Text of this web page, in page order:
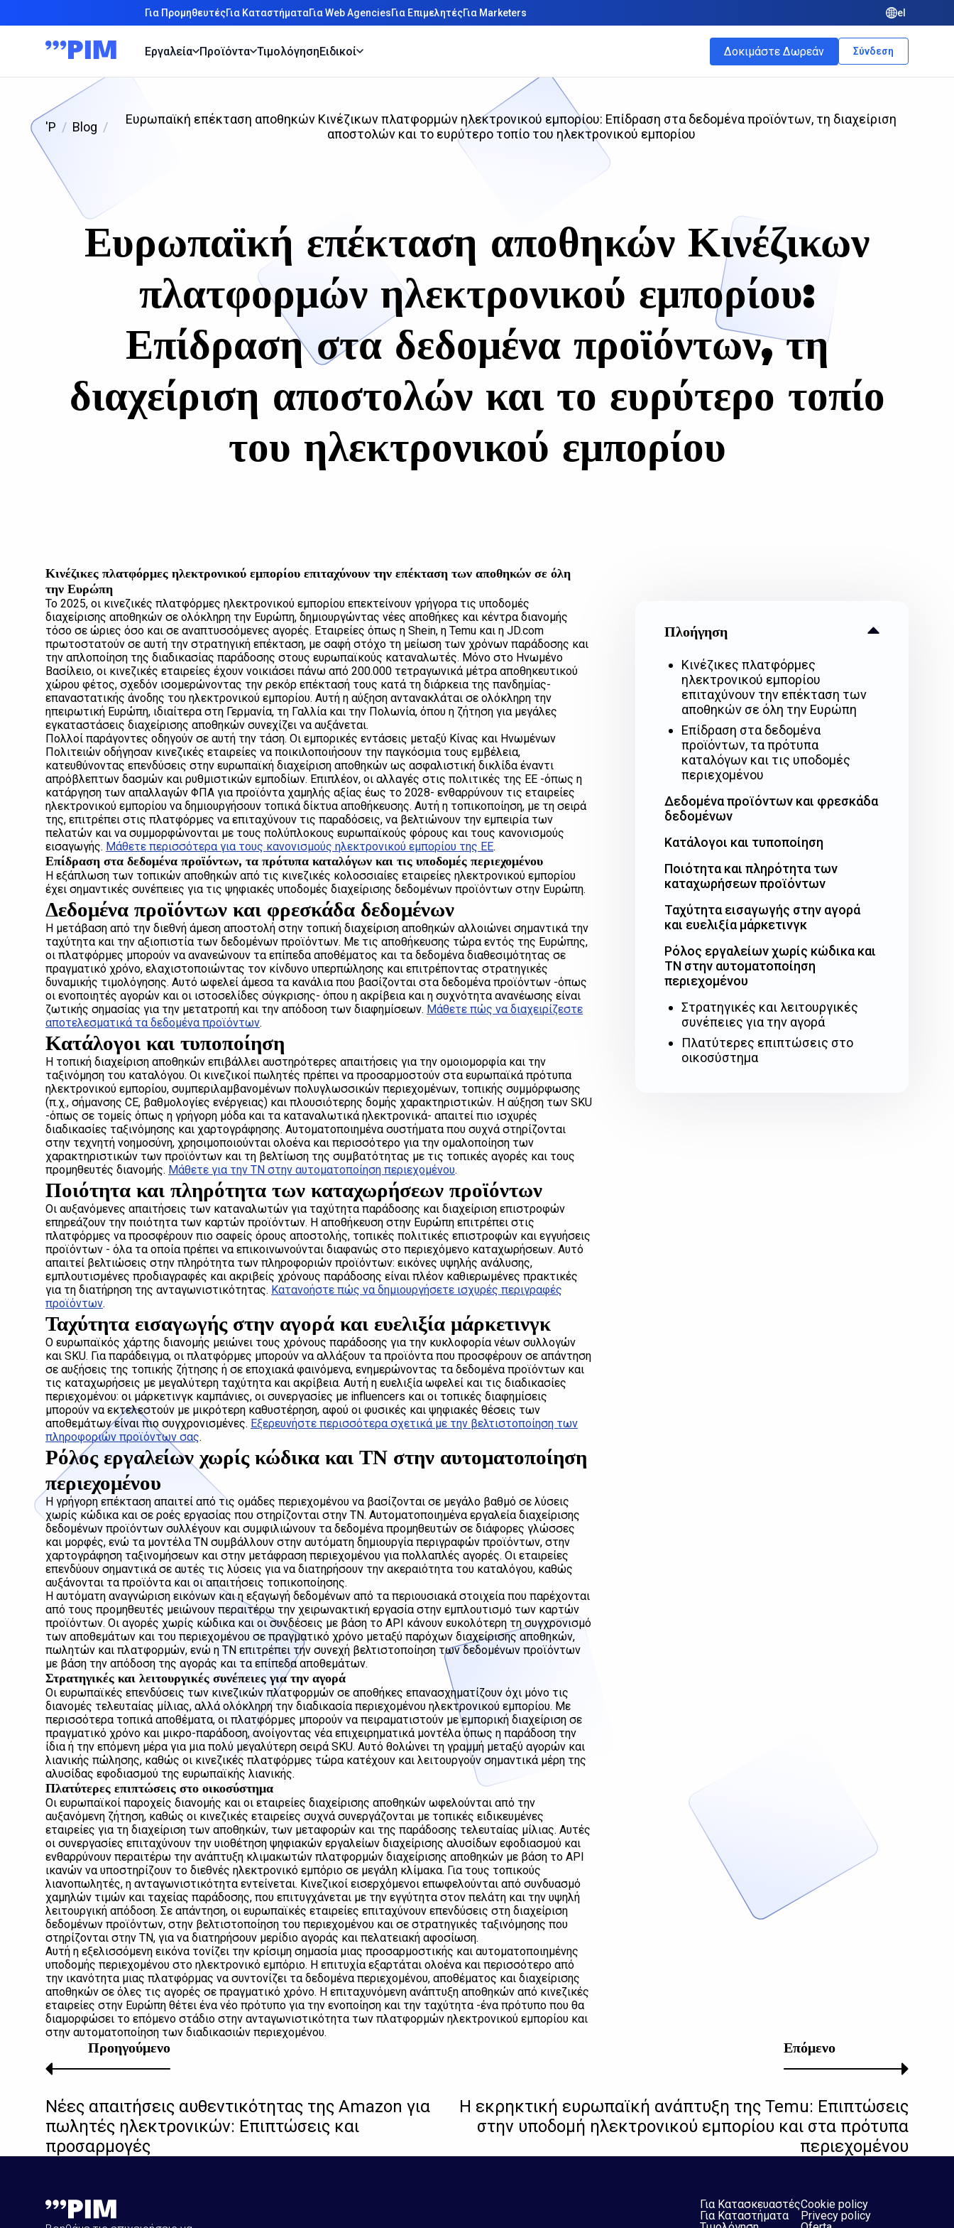
Για ΠρομηθευτέςΓια ΚαταστήματαΓια Web AgenciesΓια ΕπιμελητέςΓια Marketers el
Εργαλεία Προϊόντα ΤιμολόγησηΕιδικοί Δοκιμάστε Δωρεάν Σύνδεση
'P Blog
Ευρωπαϊκή επέκταση αποθηκών Κινέζικων πλατφορμών ηλεκτρονικού εμπορίου: Επίδραση στα δεδομένα προϊόντων, τη διαχείριση
αποστολών και το ευρύτερο τοπίο του ηλεκτρονικού εμπορίου
Ευρωπαϊκή επέκταση αποθηκών Κινέζικων
πλατφορμών ηλεκτρονικού εμπορίου:
Επίδραση στα δεδομένα προϊόντων, τη
διαχείριση αποστολών και το ευρύτερο τοπίο
του ηλεκτρονικού εμπορίου
Κινέζικες πλατφόρμες ηλεκτρονικού εμπορίου επιταχύνουν την επέκταση των αποθηκών σε όλη
την Ευρώπη
Το 2025, οι κινεζικές πλατφόρμες ηλεκτρονικού εμπορίου επεκτείνουν γρήγορα τις υποδομές
διαχείρισης αποθηκών σε ολόκληρη την Ευρώπη, δημιουργώντας νέες αποθήκες και κέντρα διανομής
τόσο σε ώριες όσο και σε αναπτυσσόμενες αγορές. Εταιρείες όπως η Shein, η Temu και η JD.com
πρωτοστατούν σε αυτή την στρατηγική επέκταση, με σαφή στόχο τη μείωση των χρόνων παράδοσης και
την απλοποίηση της διαδικασίας παράδοσης στους ευρωπαϊκούς καταναλωτές. Μόνο στο Ηνωμένο
Βασίλειο, οι κινεζικές εταιρείες έχουν νοικιάσει πάνω από 200.000 τετραγωνικά μέτρα αποθηκευτικού
χώρου φέτος, σχεδόν ισομερώνοντας την ρεκόρ επέκτασή τους κατά τη διάρκεια της πανδημίας-
επαναστατικής άνοδης του ηλεκτρονικού εμπορίου. Αυτή η αύξηση αντανακλάται σε ολόκληρη την
ηπειρωτική Ευρώπη, ιδιαίτερα στη Γερμανία, τη Γαλλία και την Πολωνία, όπου η ζήτηση για μεγάλες
εγκαταστάσεις διαχείρισης αποθηκών συνεχίζει να αυξάνεται.
Πολλοί παράγοντες οδηγούν σε αυτή την τάση. Οι εμπορικές εντάσεις μεταξύ Κίνας και Ηνωμένων
Πολιτειών οδήγησαν κινεζικές εταιρείες να ποικιλοποιήσουν την παγκόσμια τους εμβέλεια,
κατευθύνοντας επενδύσεις στην ευρωπαϊκή διαχείριση αποθηκών ως ασφαλιστική δικλίδα έναντι
απρόβλεπτων δασμών και ρυθμιστικών εμποδίων. Επιπλέον, οι αλλαγές στις πολιτικές της ΕΕ -όπως η
κατάργηση των απαλλαγών ΦΠΑ για προϊόντα χαμηλής αξίας έως το 2028- ενθαρρύνουν τις εταιρείες
ηλεκτρονικού εμπορίου να δημιουργήσουν τοπικά δίκτυα αποθήκευσης. Αυτή η τοπικοποίηση, με τη σειρά
της, επιτρέπει στις πλατφόρμες να επιταχύνουν τις παραδόσεις, να βελτιώνουν την εμπειρία των
πελατών και να συμμορφώνονται με τους πολύπλοκους ευρωπαϊκούς φόρους και τους κανονισμούς
εισαγωγής. Μάθετε περισσότερα για τους κανονισμούς ηλεκτρονικού εμπορίου της ΕΕ.
Επίδραση στα δεδομένα προϊόντων, τα πρότυπα καταλόγων και τις υποδομές περιεχομένου
Η εξάπλωση των τοπικών αποθηκών από τις κινεζικές κολοσσιαίες εταιρείες ηλεκτρονικού εμπορίου
έχει σημαντικές συνέπειες για τις ψηφιακές υποδομές διαχείρισης δεδομένων προϊόντων στην Ευρώπη.
Δεδομένα προϊόντων και φρεσκάδα δεδομένων
Η μετάβαση από την διεθνή άμεση αποστολή στην τοπική διαχείριση αποθηκών αλλοιώνει σημαντικά την
ταχύτητα και την αξιοπιστία των δεδομένων προϊόντων. Με τις αποθήκευσης τώρα εντός της Ευρώπης,
οι πλατφόρμες μπορούν να ανανεώνουν τα επίπεδα αποθέματος και τα δεδομένα διαθεσιμότητας σε
πραγματικό χρόνο, ελαχιστοποιώντας τον κίνδυνο υπερπώλησης και επιτρέποντας στρατηγικές
δυναμικής τιμολόγησης. Αυτό ωφελεί άμεσα τα κανάλια που βασίζονται στα δεδομένα προϊόντων -όπως
οι ενοποιητές αγορών και οι ιστοσελίδες σύγκρισης- όπου η ακρίβεια και η συχνότητα ανανέωσης είναι
ζωτικής σημασίας για την μετατροπή και την απόδοση των διαφημίσεων. Μάθετε πώς να διαχειρίζεστε
αποτελεσματικά τα δεδομένα προϊόντων.
Κατάλογοι και τυποποίηση
Η τοπική διαχείριση αποθηκών επιβάλλει αυστηρότερες απαιτήσεις για την ομοιομορφία και την
ταξινόμηση του καταλόγου. Οι κινεζικοί πωλητές πρέπει να προσαρμοστούν στα ευρωπαϊκά πρότυπα
ηλεκτρονικού εμπορίου, συμπεριλαμβανομένων πολυγλωσσικών περιεχομένων, τοπικής συμμόρφωσης
(π.χ., σήμανσης CE, βαθμολογίες ενέργειας) και πλουσιότερης δομής χαρακτηριστικών. Η αύξηση των SKU
-όπως σε τομείς όπως η γρήγορη μόδα και τα καταναλωτικά ηλεκτρονικά- απαιτεί πιο ισχυρές
διαδικασίες ταξινόμησης και χαρτογράφησης. Αυτοματοποιημένα συστήματα που συχνά στηρίζονται
στην τεχνητή νοημοσύνη, χρησιμοποιούνται ολοένα και περισσότερο για την ομαλοποίηση των
χαρακτηριστικών των προϊόντων και τη βελτίωση της συμβατότητας με τις τοπικές αγορές και τους
προμηθευτές διανομής. Μάθετε για την ΤΝ στην αυτοματοποίηση περιεχομένου.
Ποιότητα και πληρότητα των καταχωρήσεων προϊόντων
Οι αυξανόμενες απαιτήσεις των καταναλωτών για ταχύτητα παράδοσης και διαχείριση επιστροφών
επηρεάζουν την ποιότητα των καρτών προϊόντων. Η αποθήκευση στην Ευρώπη επιτρέπει στις
πλατφόρμες να προσφέρουν πιο σαφείς όρους αποστολής, τοπικές πολιτικές επιστροφών και εγγυήσεις
προϊόντων - όλα τα οποία πρέπει να επικοινωνούνται διαφανώς στο περιεχόμενο καταχωρήσεων. Αυτό
απαιτεί βελτιώσεις στην πληρότητα των πληροφοριών προϊόντων: εικόνες υψηλής ανάλυσης,
εμπλουτισμένες προδιαγραφές και ακριβείς χρόνους παράδοσης είναι πλέον καθιερωμένες πρακτικές
για τη διατήρηση της ανταγωνιστικότητας. Κατανοήστε πώς να δημιουργήσετε ισχυρές περιγραφές
προϊόντων.
Ταχύτητα εισαγωγής στην αγορά και ευελιξία μάρκετινγκ
Ο ευρωπαϊκός χάρτης διανομής μειώνει τους χρόνους παράδοσης για την κυκλοφορία νέων συλλογών
και SKU. Για παράδειγμα, οι πλατφόρμες μπορούν να αλλάξουν τα προϊόντα που προσφέρουν σε απάντηση
σε αυξήσεις της τοπικής ζήτησης ή σε εποχιακά φαινόμενα, ενημερώνοντας τα δεδομένα προϊόντων και
τις καταχωρήσεις με μεγαλύτερη ταχύτητα και ακρίβεια. Αυτή η ευελιξία ωφελεί και τις διαδικασίες
περιεχομένου: οι μάρκετινγκ καμπάνιες, οι συνεργασίες με influencers και οι τοπικές διαφημίσεις
μπορούν να εκτελεστούν με μικρότερη καθυστέρηση, αφού οι φυσικές και ψηφιακές θέσεις των
αποθεμάτων είναι πιο συγχρονισμένες. Εξερευνήστε περισσότερα σχετικά με την βελτιστοποίηση των
πληροφοριών προϊόντων σας.
Ρόλος εργαλείων χωρίς κώδικα και ΤΝ στην αυτοματοποίηση
περιεχομένου
Η γρήγορη επέκταση απαιτεί από τις ομάδες περιεχομένου να βασίζονται σε μεγάλο βαθμό σε λύσεις
χωρίς κώδικα και σε ροές εργασίας που στηρίζονται στην ΤΝ. Αυτοματοποιημένα εργαλεία διαχείρισης
δεδομένων προϊόντων συλλέγουν και συμφιλιώνουν τα δεδομένα προμηθευτών σε διάφορες γλώσσες
και μορφές, ενώ τα μοντέλα ΤΝ συμβάλλουν στην αυτόματη δημιουργία περιγραφών προϊόντων, στην
χαρτογράφηση ταξινομήσεων και στην μετάφραση περιεχομένου για πολλαπλές αγορές. Οι εταιρείες
επενδύουν σημαντικά σε αυτές τις λύσεις για να διατηρήσουν την ακεραιότητα του καταλόγου, καθώς
αυξάνονται τα προϊόντα και οι απαιτήσεις τοπικοποίησης.
Η αυτόματη αναγνώριση εικόνων και η εξαγωγή δεδομένων από τα περιουσιακά στοιχεία που παρέχονται
από τους προμηθευτές μειώνουν περαιτέρω την χειρωνακτική εργασία στην εμπλουτισμό των καρτών
προϊόντων. Οι αγορές χωρίς κώδικα και οι συνδέσεις με βάση το ΑΡΙ κάνουν ευκολότερη τη συγχρονισμό
των αποθεμάτων και του περιεχομένου σε πραγματικό χρόνο μεταξύ παρόχων διαχείρισης αποθηκών,
πωλητών και πλατφορμών, ενώ η ΤΝ επιτρέπει την συνεχή βελτιστοποίηση των δεδομένων προϊόντων
με βάση την απόδοση της αγοράς και τα επίπεδα αποθεμάτων.
Στρατηγικές και λειτουργικές συνέπειες για την αγορά
Οι ευρωπαϊκές επενδύσεις των κινεζικών πλατφορμών σε αποθήκες επανασχηματίζουν όχι μόνο τις
διανομές τελευταίας μίλιας, αλλά ολόκληρη την διαδικασία περιεχομένου ηλεκτρονικού εμπορίου. Με
περισσότερα τοπικά αποθέματα, οι πλατφόρμες μπορούν να πειραματιστούν με εμπορική διαχείριση σε
πραγματικό χρόνο και μικρο-παράδοση, ανοίγοντας νέα επιχειρηματικά μοντέλα όπως η παράδοση την
ίδια ή την επόμενη μέρα για μια πολύ μεγαλύτερη σειρά SKU. Αυτό θολώνει τη γραμμή μεταξύ αγορών και
λιανικής πώλησης, καθώς οι κινεζικές πλατφόρμες τώρα κατέχουν και λειτουργούν σημαντικά μέρη της
αλυσίδας εφοδιασμού της ευρωπαϊκής λιανικής.
Πλατύτερες επιπτώσεις στο οικοσύστημα
Οι ευρωπαϊκοί παροχείς διανομής και οι εταιρείες διαχείρισης αποθηκών ωφελούνται από την
αυξανόμενη ζήτηση, καθώς οι κινεζικές εταιρείες συχνά συνεργάζονται με τοπικές ειδικευμένες
εταιρείες για τη διαχείριση των αποθηκών, των μεταφορών και της παράδοσης τελευταίας μίλιας. Αυτές
οι συνεργασίες επιταχύνουν την υιοθέτηση ψηφιακών εργαλείων διαχείρισης αλυσίδων εφοδιασμού και
ενθαρρύνουν περαιτέρω την ανάπτυξη κλιμακωτών πλατφορμών διαχείρισης αποθηκών με βάση το ΑΡΙ
ικανών να υποστηρίζουν το διεθνές ηλεκτρονικό εμπόριο σε μεγάλη κλίμακα. Για τους τοπικούς
λιανοπωλητές, η ανταγωνιστικότητα εντείνεται. Κινεζικοί εισερχόμενοι επωφελούνται από συνδυασμό
χαμηλών τιμών και ταχείας παράδοσης, που επιτυγχάνεται με την εγγύτητα στον πελάτη και την υψηλή
λειτουργική απόδοση. Σε απάντηση, οι ευρωπαϊκές εταιρείες επιταχύνουν επενδύσεις στη διαχείριση
δεδομένων προϊόντων, στην βελτιστοποίηση του περιεχομένου και σε στρατηγικές ταξινόμησης που
στηρίζονται στην ΤΝ, για να διατηρήσουν μερίδιο αγοράς και πελατειακή αφοσίωση.
Αυτή η εξελισσόμενη εικόνα τονίζει την κρίσιμη σημασία μιας προσαρμοστικής και αυτοματοποιημένης
υποδομής περιεχομένου στο ηλεκτρονικό εμπόριο. Η επιτυχία εξαρτάται ολοένα και περισσότερο από
την ικανότητα μιας πλατφόρμας να συντονίζει τα δεδομένα περιεχομένου, αποθέματος και διαχείρισης
αποθηκών σε όλες τις αγορές σε πραγματικό χρόνο. Η επιταχυνόμενη ανάπτυξη αποθηκών από κινεζικές
εταιρείες στην Ευρώπη θέτει ένα νέο πρότυπο για την ενοποίηση και την ταχύτητα -ένα πρότυπο που θα
διαμορφώσει το επόμενο στάδιο στην ανταγωνιστικότητα των πλατφορμών ηλεκτρονικού εμπορίου και
στην αυτοματοποίηση των διαδικασιών περιεχομένου.
Πλοήγηση
Κινέζικες πλατφόρμες
ηλεκτρονικού εμπορίου
επιταχύνουν την επέκταση των
αποθηκών σε όλη την Ευρώπη
Επίδραση στα δεδομένα
προϊόντων, τα πρότυπα
καταλόγων και τις υποδομές
περιεχομένου
Δεδομένα προϊόντων και φρεσκάδα
δεδομένων
Κατάλογοι και τυποποίηση
Ποιότητα και πληρότητα των
καταχωρήσεων προϊόντων
Ταχύτητα εισαγωγής στην αγορά
και ευελιξία μάρκετινγκ
Ρόλος εργαλείων χωρίς κώδικα και
ΤΝ στην αυτοματοποίηση
περιεχομένου
Στρατηγικές και λειτουργικές
συνέπειες για την αγορά
Πλατύτερες επιπτώσεις στο
οικοσύστημα
Επόμενο
Η εκρηκτική ευρωπαϊκή ανάπτυξη της Temu: Επιπτώσεις
στην υποδομή ηλεκτρονικού εμπορίου και στα πρότυπα
περιεχομένου
Προηγούμενο
Νέες απαιτήσεις αυθεντικότητας της Amazon για
πωλητές ηλεκτρονικών: Επιπτώσεις και
προσαρμογές
Για Κατασκευαστές
Για Καταστήματα
Cookie policy
Privecy policy